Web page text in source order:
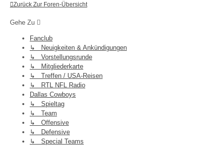
Zurück Zur Foren-Übersicht
Gehe Zu
Fanclub
↳ Neuigkeiten & Ankündigungen
↳ Vorstellungsrunde
↳ Mitgliederkarte
↳ Treffen / USA-Reisen
↳ RTL NFL Radio
Dallas Cowboys
↳ Spieltag
↳ Team
↳ Offensive
↳ Defensive
↳ Special Teams